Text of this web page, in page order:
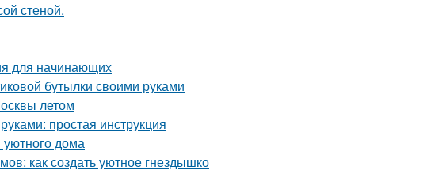
стеной.
для начинающих
бутылки своими руками
летом
простая инструкция
уютного дома
как создать уютное гнездышко